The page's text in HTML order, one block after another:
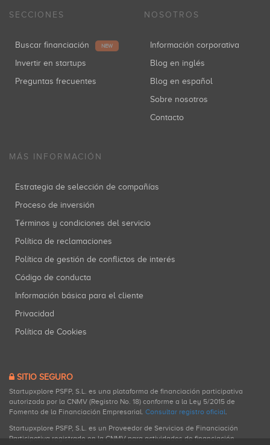
SECCIONES
Buscar financiación NEW
Invertir en startups
Preguntas frecuentes
NOSOTROS
Información corporativa
Blog en inglés
Blog en español
Sobre nosotros
Contacto
MÁS INFORMACIÓN
Estrategia de selección de compañías
Proceso de inversión
Términos y condiciones del servicio
Política de reclamaciones
Política de gestión de conflictos de interés
Código de conducta
Información básica para el cliente
Privacidad
Política de Cookies
SITIO SEGURO
Startupxplore PSFP, S.L. es una plataforma de financiación participativa
autorizada por la CNMV (Registro No. 18) conforme a la Ley 5/2015 de
Fomento de la Financiación Empresarial. Consultar registro oficial.
Startupxplore PSFP, S.L. es un Proveedor de Servicios de Financiación
Participativa registrado en la CNMV para actividades de financiación